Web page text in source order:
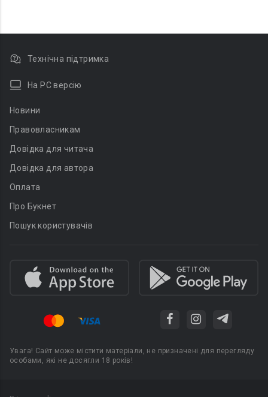
Технічна підтримка
На PC версію
Новини
Правовласникам
Довідка для читача
Довідка для автора
Оплата
Про Букнет
Пошук користувачів
Увага! Сайт може містити матеріали, не призначені для перегляду
особами, які не досягли 18 років!